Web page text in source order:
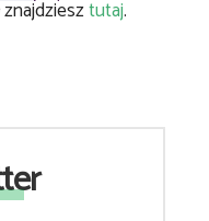
znajdziesztutaj.